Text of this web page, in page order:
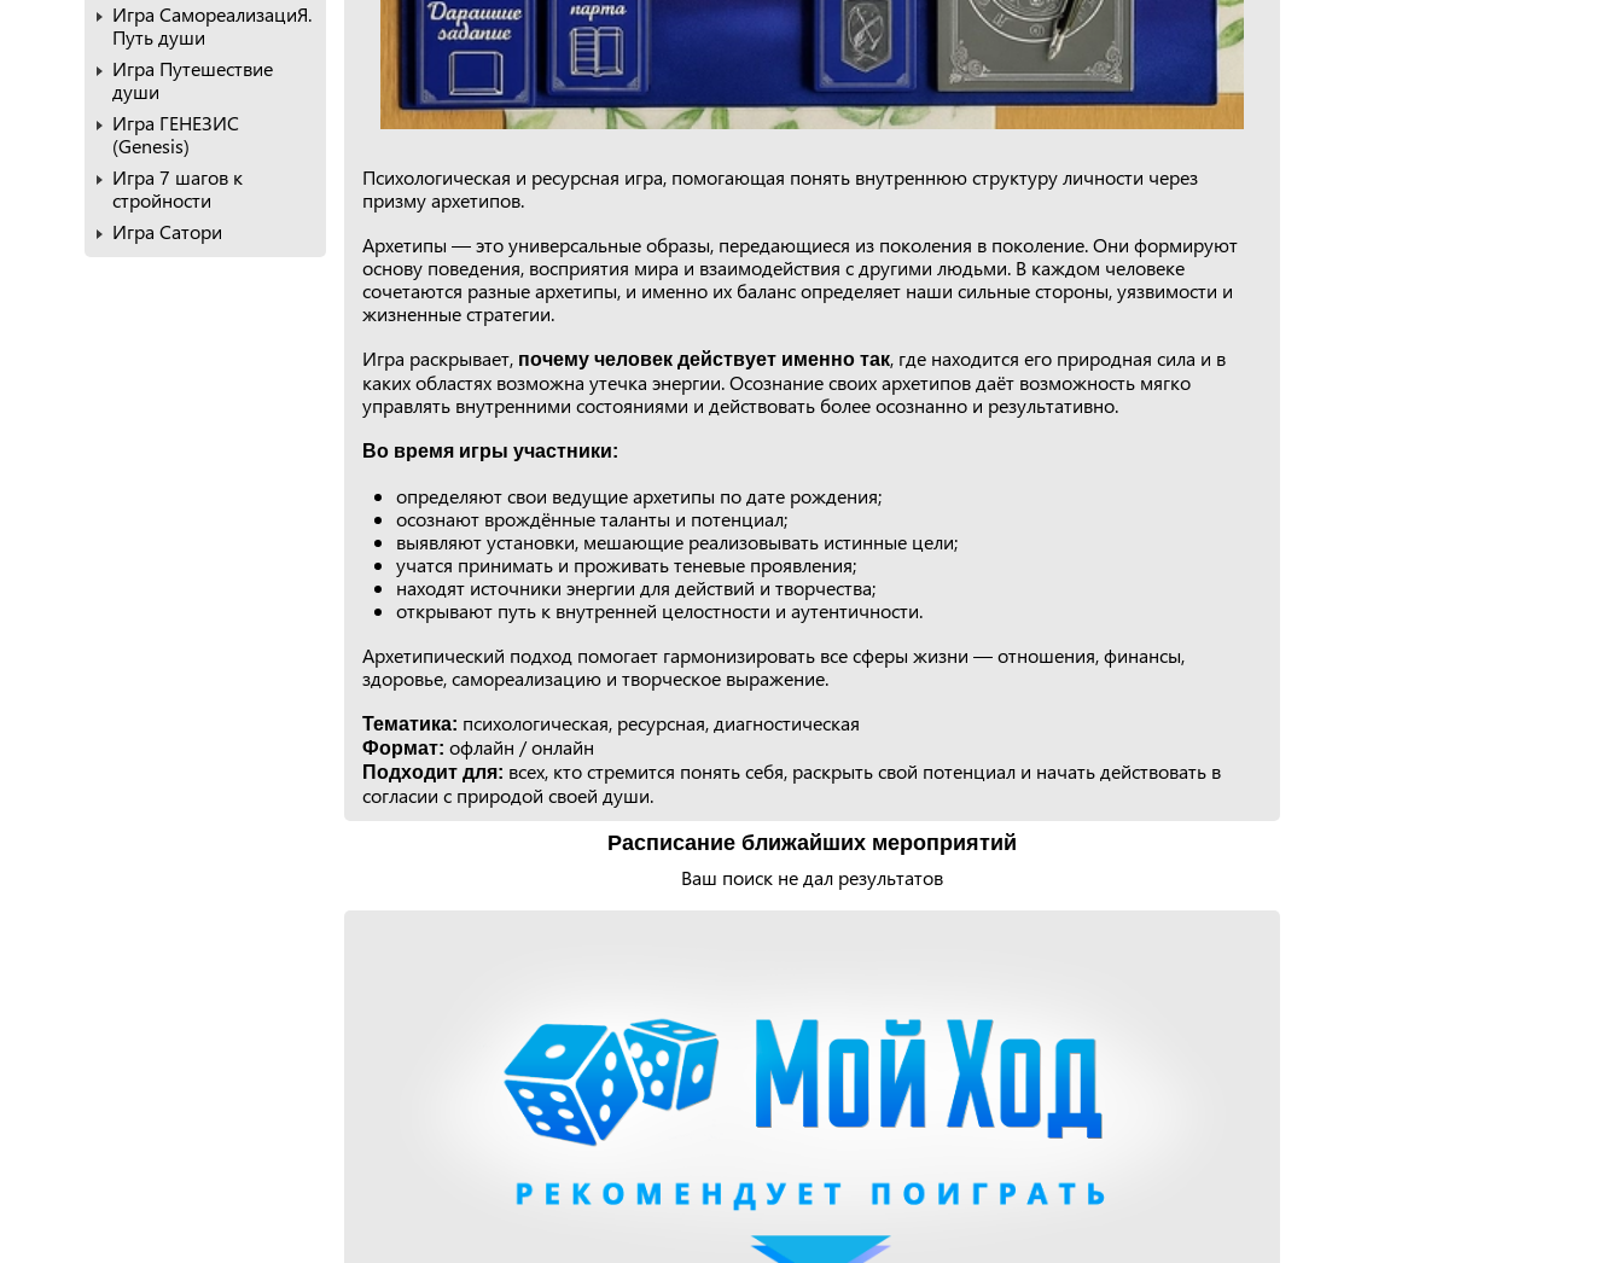
Психологическая и ресурсная игра, помогающая понять внутреннюю структуру личности через
призму архетипов.
Архетипы — это универсальные образы, передающиеся из поколения в поколение. Они формируют
основу поведения, восприятия мира и взаимодействия с другими людьми. В каждом человеке
сочетаются разные архетипы, и именно их баланс определяет наши сильные стороны, уязвимости и
жизненные стратегии.
Игра раскрывает, почему человек действует именно так, где находится его природная сила и в
каких областях возможна утечка энергии. Осознание своих архетипов даёт возможность мягко
управлять внутренними состояниями и действовать более осознанно и результативно.
Во время игры участники:
определяют свои ведущие архетипы по дате рождения;
осознают врождённые таланты и потенциал;
выявляют установки, мешающие реализовывать истинные цели;
учатся принимать и проживать теневые проявления;
находят источники энергии для действий и творчества;
открывают путь к внутренней целостности и аутентичности.
Архетипический подход помогает гармонизировать все сферы жизни — отношения, финансы,
здоровье, самореализацию и творческое выражение.
Тематика: психологическая, ресурсная, диагностическая
Формат: офлайн / онлайн
Подходит для: всех, кто стремится понять себя, раскрыть свой потенциал и начать действовать в
согласии с природой своей души.
Расписание ближайших мероприятий
Ваш поиск не дал результатов
Игра СамореализациЯ.
Путь души
Игра Путешествие
души
Игра ГЕНЕЗИС
(Genesis)
Игра 7 шагов к
стройности
Игра Сатори